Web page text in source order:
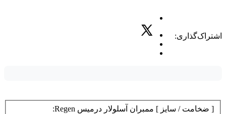
اشتراک‌گذاری:
[ ضخامت / سایز ] ممبران آسلولار درمیس Regen: